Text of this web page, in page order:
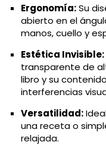
Ergonomía:Su
abierto en el
manos, cuello y
Estética Invisible:
transparente de
libro y su
interferencias
Versatilidad:
una receta o
relajada.